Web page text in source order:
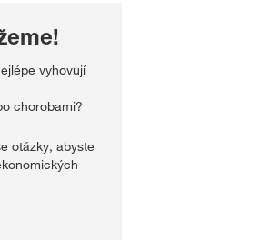
vyhovují
chorobami?
otázky, abyste